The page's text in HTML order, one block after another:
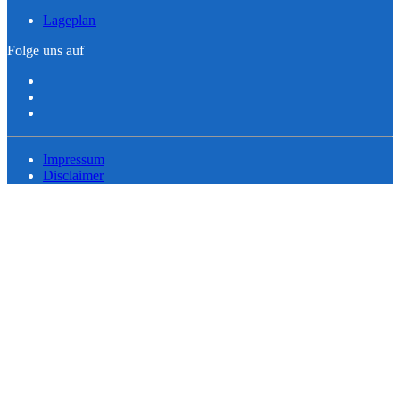
Lageplan
Folge uns auf
Impressum
Disclaimer